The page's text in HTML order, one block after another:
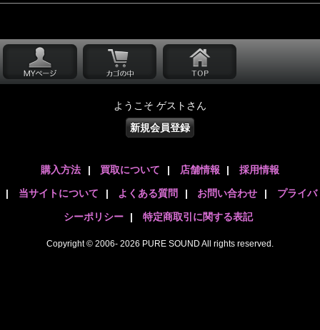
ようこそ ゲストさん
新規会員登録
購入方法 | 買取について | 店舗情報 | 採用情報
| 当サイトについて | よくある質問 | お問い合わせ | プライバ
シーポリシー | 特定商取引に関する表記
Copyright © 2006- 2026 PURE SOUND All rights reserved.